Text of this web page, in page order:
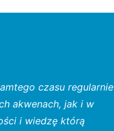
czasu regularnie
akwenach, jak i w
i wiedzę którą